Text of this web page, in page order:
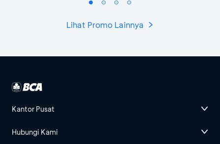
Lihat Promo Lainnya
Kantor Pusat
Hubungi Kami